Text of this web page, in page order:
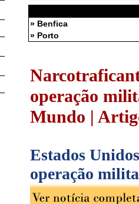
» Benfica
» Porto
operação
Mundo |
Estados
operação